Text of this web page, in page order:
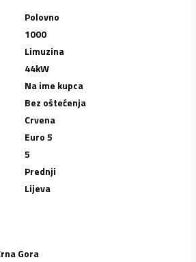
Polovno
1000
Limuzina
44kW
Na ime kupca
Bez oštećenja
Crvena
Euro 5
5
Prednji
Lijeva
Gora